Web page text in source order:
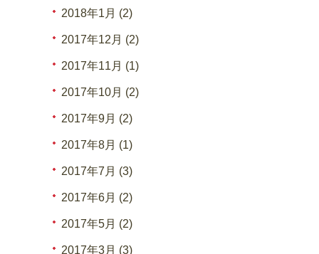
2018年1月 (2)
2017年12月 (2)
2017年11月 (1)
2017年10月 (2)
2017年9月 (2)
2017年8月 (1)
2017年7月 (3)
2017年6月 (2)
2017年5月 (2)
2017年3月 (3)